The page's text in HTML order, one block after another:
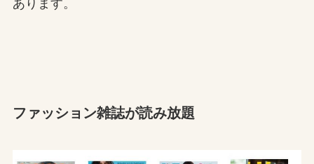
あります。
ファッション雑誌が読み放題